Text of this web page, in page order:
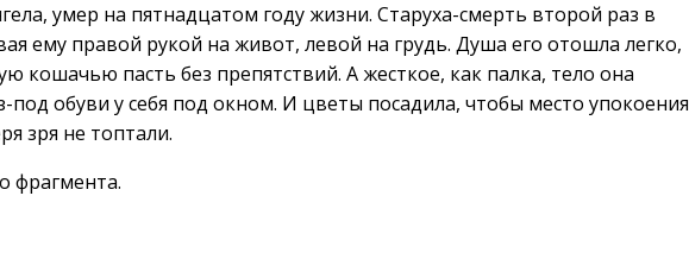
умер на пятнадцатом году жизни. Старуха-смерть второй раз в
ему правой рукой на живот, левой на грудь. Душа его отошла легко,
кошачью пасть без препятствий. А жесткое, как палка, тело она
под обуви у себя под окном. И цветы посадила, чтобы место упокоения
зря не топтали.
фрагмента.